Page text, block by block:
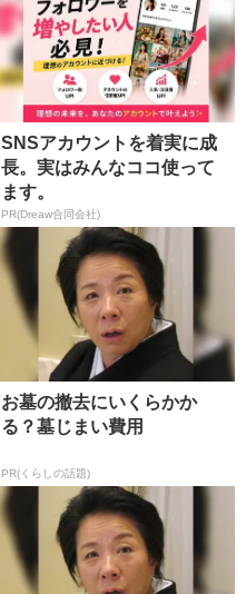
SNSアカウントを着実に成
長。実はみんなココ使って
ます。
PR(Dreaw合同会社)
お墓の撤去にいくらかか
る？墓じまい費用
PR(くらしの話題)